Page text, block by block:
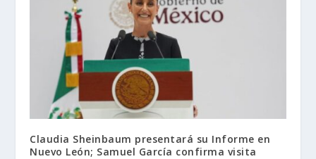
Claudia Sheinbaum presentará su Informe en
Nuevo León; Samuel García confirma visita